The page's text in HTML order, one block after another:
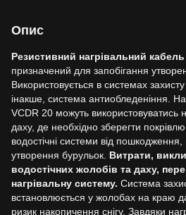
Опис
Резистивний нагрівальний
призначений для запобігання
Використовується в системах захисту
інакше, система антиобледеніння.
VCDR 20 можуть використовуватись
даху, де необхідно зберегти
водостічні системи від
утворення бурульок. Витрати,
водостічних жолобів та даху,
нагрівальну систему. Система
встановлюється у жолобах на краю
ризик накопичення снігу. Завдяки